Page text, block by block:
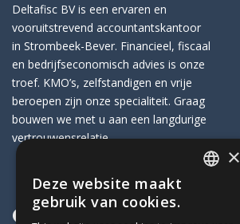
Deltafisc BV is een ervaren en
vooruitstrevend accountantskantoor
in Strombeek-Bever. Financieel, fiscaal
en bedrijfseconomisch advies is onze
troef. KMO’s, zelfstandigen en vrije
beroepen zijn onze specialiteit. Graag
bouwen we met u aan een langdurige
vertrouwensrelatie.
Contactinfo
×
Deze website maakt
gebruik van cookies.